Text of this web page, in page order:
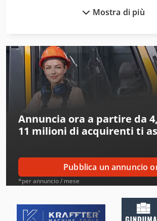
Alberti
Alcoa
Ams
Amt
Atb
Ausa
Mostra di più
Annuncia ora a partire da
11 milioni di acquirenti ti
Pubblica un annuncio
*per annuncio / mese